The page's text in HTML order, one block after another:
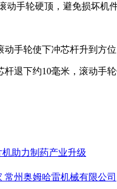
动手轮硬顶，避免损坏机
手轮使下冲芯杆升到方
退下约10毫米，滚动手
助力制药产业升级
州奥姆哈雷机械有限公司